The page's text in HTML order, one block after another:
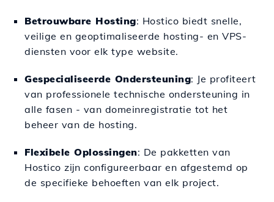
Betrouwbare Hosting: Hostico biedt snelle,
veilige en geoptimaliseerde hosting- en VPS-
diensten voor elk type website.
Gespecialiseerde Ondersteuning: Je profiteert
van professionele technische ondersteuning in
alle fasen - van domeinregistratie tot het
beheer van de hosting.
Flexibele Oplossingen: De pakketten van
Hostico zijn configureerbaar en afgestemd op
de specifieke behoeften van elk project.